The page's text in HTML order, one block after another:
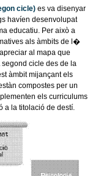
cicle)es va disenyar
havíen desenvolupat
educatiu. Per això a
als àmbits de l�
al mapa que
cicle des de la
àmbit mijançant els
compostes per un
els curriculums
a la titolació de destí.